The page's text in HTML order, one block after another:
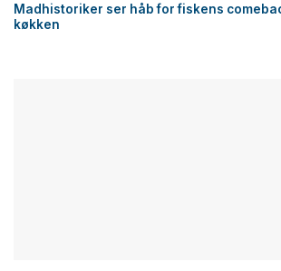
Madhistoriker ser håb for fiskens
køkken